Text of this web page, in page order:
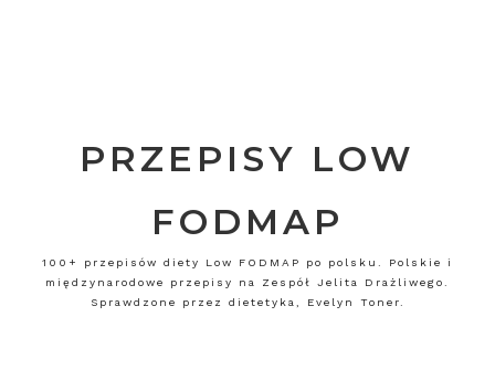
PRZEPISY LOW
FODMAP
100+ przepisów diety Low FODMAP po polsku. Polskie i
międzynarodowe przepisy na Zespół Jelita Drażliwego.
Sprawdzone przez dietetyka, Evelyn Toner.